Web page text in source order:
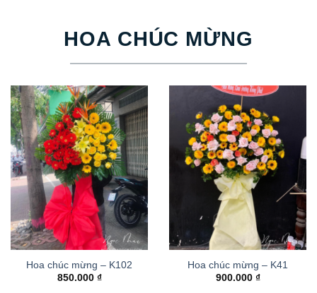
HOA CHÚC MỪNG
Hoa chúc mừng – K102
850.000 ₫
Hoa chúc mừng – K41
900.000 ₫